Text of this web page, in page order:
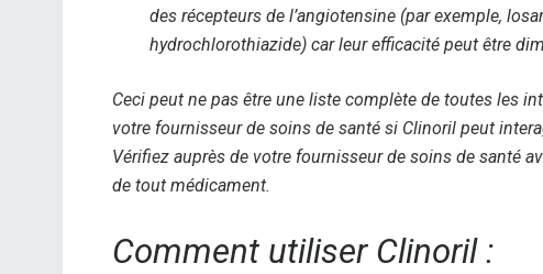
des récepteurs de l’angiotensine (par exemple,
hydrochlorothiazide) car leur efficacité peut être
Ceci peut ne pas être une liste complète de toutes les
votre fournisseur de soins de santé si Clinoril peut
Vérifiez auprès de votre fournisseur de soins de santé
de tout médicament.
Comment utiliser Clinoril :